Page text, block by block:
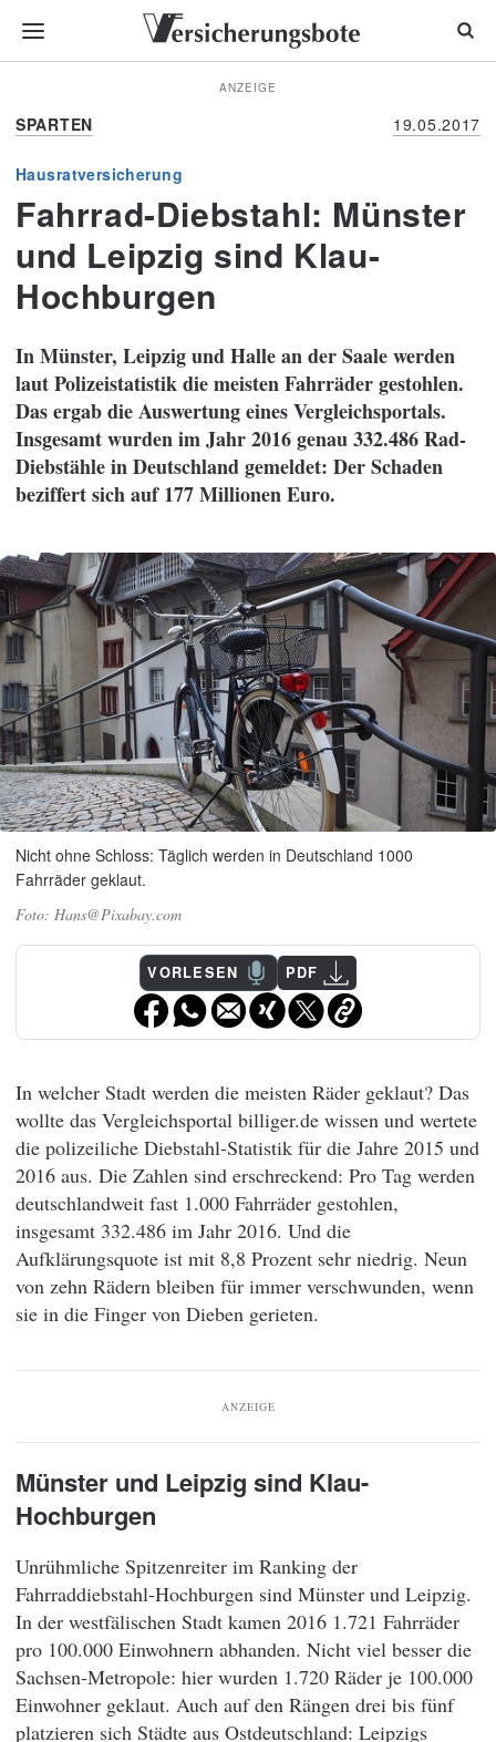
ANZEIGE
SPARTEN 19.05.2017
Hausratversicherung
Fahrrad-Diebstahl: Münster
und Leipzig sind Klau-
Hochburgen
In Münster, Leipzig und Halle an der Saale werden
laut Polizeistatistik die meisten Fahrräder gestohlen.
Das ergab die Auswertung eines Vergleichsportals.
Insgesamt wurden im Jahr 2016 genau 332.486 Rad-
Diebstähle in Deutschland gemeldet: Der Schaden
beziffert sich auf 177 Millionen Euro.
Nicht ohne Schloss: Täglich werden in Deutschland 1000
Fahrräder geklaut.
Hans@Pixabay.com
VORLESEN PDF
In welcher Stadt werden die meisten Räder geklaut? Das
wollte das Vergleichsportal billiger.de wissen und wertete
die polizeiliche Diebstahl-Statistik für die Jahre 2015 und
2016 aus. Die Zahlen sind erschreckend: Pro Tag werden
deutschlandweit fast 1.000 Fahrräder gestohlen,
insgesamt 332.486 im Jahr 2016. Und die
Aufklärungsquote ist mit 8,8 Prozent sehr niedrig. Neun
von zehn Rädern bleiben für immer verschwunden, wenn
sie in die Finger von Dieben gerieten.
ANZEIGE
Münster und Leipzig sind Klau-
Hochburgen
Unrühmliche Spitzenreiter im Ranking der
Fahrraddiebstahl-Hochburgen sind Münster und Leipzig.
In der westfälischen Stadt kamen 2016 1.721 Fahrräder
pro 100.000 Einwohnern abhanden. Nicht viel besser die
Sachsen-Metropole: hier wurden 1.720 Räder je 100.000
Einwohner geklaut. Auch auf den Rängen drei bis fünf
platzieren sich Städte aus Ostdeutschland: Leipzigs